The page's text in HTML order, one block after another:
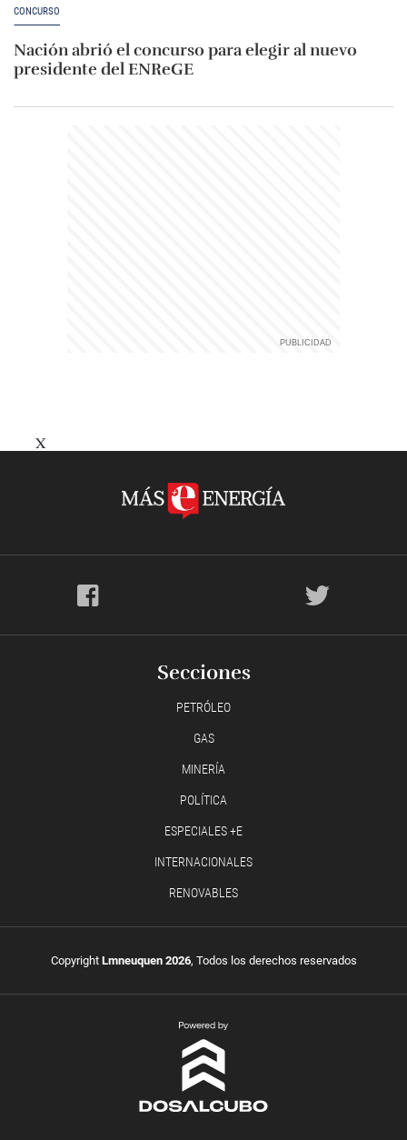
CONCURSO
Nación abrió el concurso para elegir al nuevo
presidente del ENReGE
X
Secciones
PETRÓLEO
GAS
MINERÍA
POLÍTICA
ESPECIALES +E
INTERNACIONALES
RENOVABLES
Copyright Lmneuquen 2026, Todos los derechos reservados